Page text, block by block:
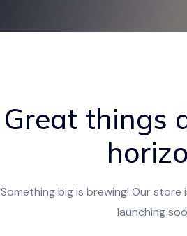
Great things
Something big is brewing! Our store
launching